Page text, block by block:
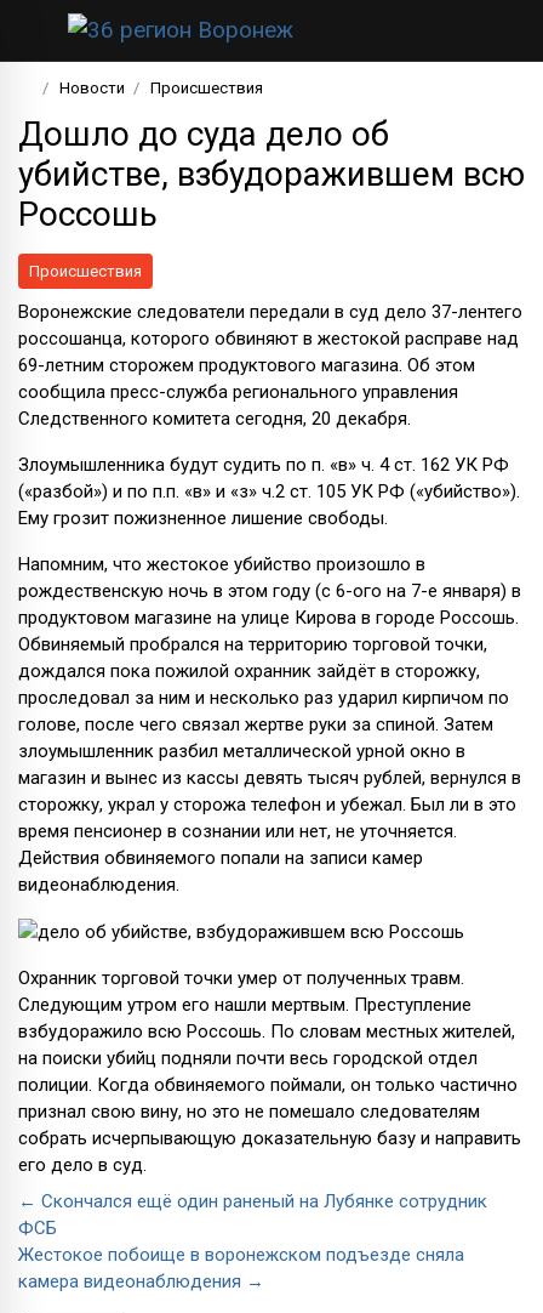
Новости Происшествия
Дошло до суда дело об
убийстве, взбудоражившем всю
Россошь
Происшествия
Воронежские следователи передали в суд дело 37-лентего
россошанца, которого обвиняют в жестокой расправе над
69-летним сторожем продуктового магазина. Об этом
сообщила пресс-служба регионального управления
Следственного комитета сегодня, 20 декабря.
Злоумышленника будут судить по п. «в» ч. 4 ст. 162 УК РФ
(«разбой») и по п.п. «в» и «з» ч.2 ст. 105 УК РФ («убийство»).
Ему грозит пожизненное лишение свободы.
Напомним, что жестокое убийство произошло в
рождественскую ночь в этом году (с 6-ого на 7-е января) в
продуктовом магазине на улице Кирова в городе Россошь.
Обвиняемый пробрался на территорию торговой точки,
дождался пока пожилой охранник зайдёт в сторожку,
проследовал за ним и несколько раз ударил кирпичом по
голове, после чего связал жертве руки за спиной. Затем
злоумышленник разбил металлической урной окно в
магазин и вынес из кассы девять тысяч рублей, вернулся в
сторожку, украл у сторожа телефон и убежал. Был ли в это
время пенсионер в сознании или нет, не уточняется.
Действия обвиняемого попали на записи камер
видеонаблюдения.
Охранник торговой точки умер от полученных травм.
Следующим утром его нашли мертвым. Преступление
взбудоражило всю Россошь. По словам местных жителей,
на поиски убийц подняли почти весь городской отдел
полиции. Когда обвиняемого поймали, он только частично
признал свою вину, но это не помешало следователям
собрать исчерпывающую доказательную базу и направить
его дело в суд.
← Скончался ещё один раненый на Лубянке сотрудник
ФСБ
Жестокое побоище в воронежском подъезде сняла
камера видеонаблюдения →